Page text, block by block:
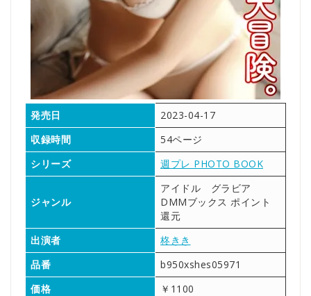
発売日
2023-04-17
収録時間
54ページ
シリーズ
週プレ PHOTO BOOK
ジャンル
アイドル グラビア
DMMブックス ポイント
還元
出演者
柊きき
品番
b950xshes05971
価格
￥1100